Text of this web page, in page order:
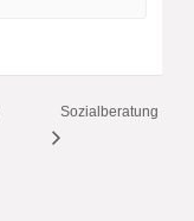
Sozialberatung